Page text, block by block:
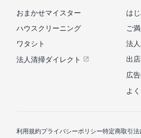
おまかせマイスター
ハウスクリーニング
ワタシト
法人清掃ダイレクト
は
ご
法
出
広
よ
利用規約プライバシーポリシー特定商取引